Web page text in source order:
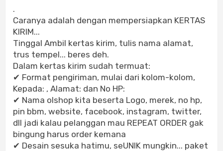
.
Caranya adalah dengan mempersiapkan KERTAS
KIRIM...
Tinggal Ambil kertas kirim, tulis nama alamat,
trus tempel... beres deh.
Dalam kertas kirim sudah termuat:
✔ Format pengiriman, mulai dari kolom-kolom,
Kepada: , Alamat: dan No HP:
✔ Nama olshop kita beserta Logo, merek, no hp,
pin bbm, website, facebook, instagram, twitter,
dll jadi kalau pelanggan mau REPEAT ORDER gak
bingung harus order kemana
✔ Desain sesuka hatimu, seUNIK mungkin... paket